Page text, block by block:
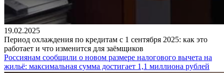
19.02.2025
Период охлаждения по кредитам с 1 сентября 2025: как это
работает и что изменится для заёмщиков
Россиянам сообщили о новом размере налогового вычета на
жильё: максимальная сумма достигает 1,1 миллиона рублей